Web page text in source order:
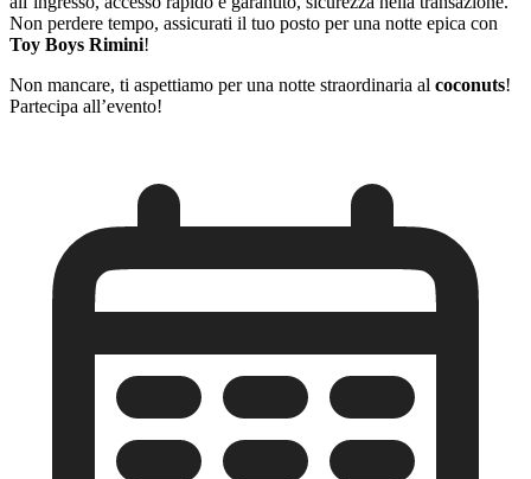
Non perdere tempo, assicurati il tuo posto per una notte epica con
Toy Boys Rimini!
Non mancare, ti aspettiamo per una notte straordinaria al coconuts!
Partecipa all’evento!